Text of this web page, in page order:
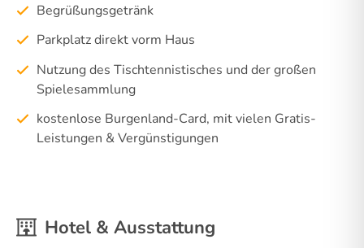
Begrüßungsgetränk
Parkplatz direkt vorm Haus
Nutzung des Tischtennistisches und der großen
Spielesammlung
kostenlose Burgenland-Card, mit vielen Gratis-
Leistungen & Vergünstigungen
Hotel & Ausstattung